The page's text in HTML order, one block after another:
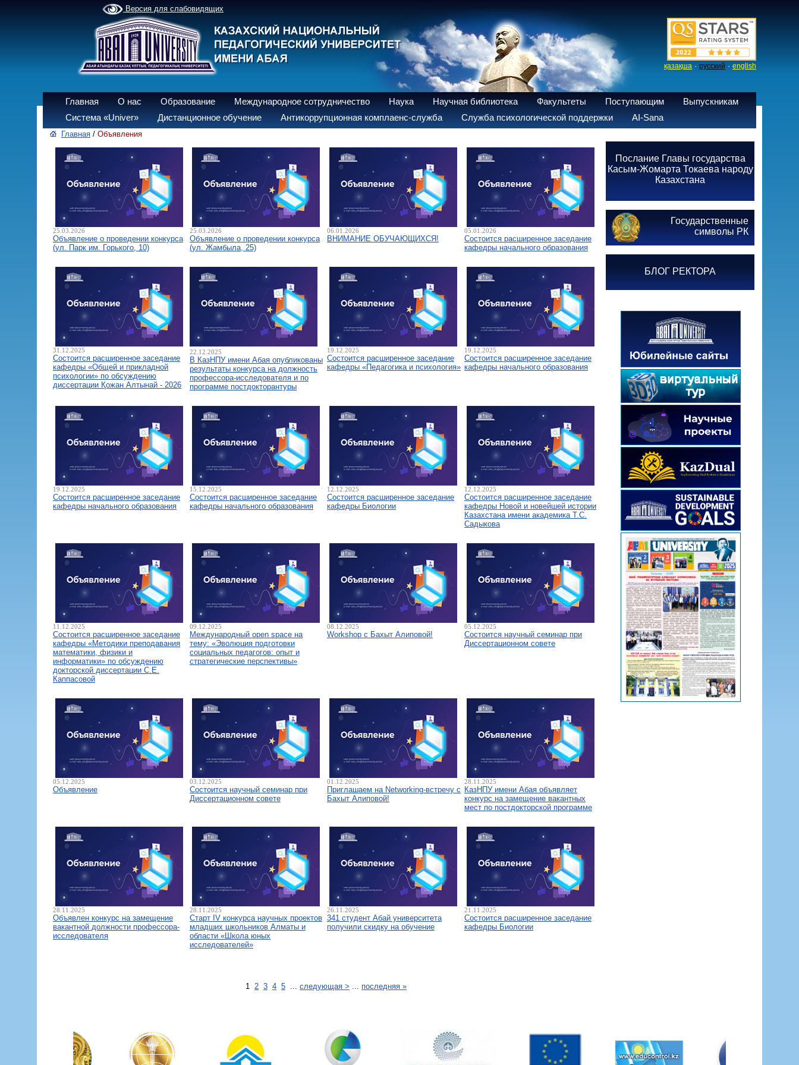
Версия для слабовидящих
қазақша · русский · english
Главная О нас Образование Международное сотрудничество Наука Научная библиотека Факультеты Поступающим
Выпускникам
Система «Univer»
Дистанционное обучение Антикоррупционная комплаенс-служба Служба психологической поддержки AI-Sana
Главная / Объявления
25.03.2026
Объявление о проведении конкурса
(ул. Парк им. Горького, 10)
25.03.2026
Объявление о проведении конкурса
(ул. Жамбыла, 25)
06.01.2026
ВНИМАНИЕ ОБУЧАЮЩИХСЯ!
05.01.2026
Состоится расширенное заседание
кафедры начального образования
31.12.2025
Состоится расширенное заседание
кафедры «Общей и прикладной
психологии» по обсуждению
диссертации Қожан Алтынай - 2026
22.12.2025
В КазНПУ имени Абая опубликованы
результаты конкурса на должность
профессора-исследователя и по
программе постдокторантуры
19.12.2025
Состоится расширенное заседание
кафедры «Педагогика и психология»
19.12.2025
Состоится расширенное заседание
кафедры начального образования
19.12.2025
Состоится расширенное заседание
кафедры начального образования
15.12.2025
Состоится расширенное заседание
кафедры начального образования
12.12.2025
Состоится расширенное заседание
кафедры Биологии
12.12.2025
Состоится расширенное заседание
кафедры Новой и новейшей истории
Казахстана имени академика Т.С.
Садыкова
11.12.2025
Состоится расширенное заседание
кафедры «Методики преподавания
математики, физики и
информатики» по обсуждению
докторской диссертации С.Е.
Каппасовой
09.12.2025
Международный open space на
тему: «Эволюция подготовки
социальных педагогов: опыт и
стратегические перспективы»
08.12.2025
Workshop с Бахыт Алиповой!
05.12.2025
Состоится научный семинар при
Диссертационном совете
05.12.2025
Объявление
03.12.2025
Состоится научный семинар при
Диссертационном совете
01.12.2025
Приглашаем на Networking-встречу с
Бахыт Алиповой!
28.11.2025
КазНПУ имени Абая объявляет
конкурс на замещение вакантных
мест по постдокторской программе
28.11.2025
Объявлен конкурс на замещение
вакантной должности профессора-
исследователя
28.11.2025
Старт IV конкурса научных проектов
младших школьников Алматы и
области «Школа юных
исследователей»
26.11.2025
341 студент Абай университета
получили скидку на обучение
21.11.2025
Состоится расширенное заседание
кафедры Биологии
1 2 3 4 5 ... следующая > ... последняя »
Послание Главы государства
Касым-Жомарта Токаева народу
Казахстана
Государственные
символы РК
БЛОГ РЕКТОРА